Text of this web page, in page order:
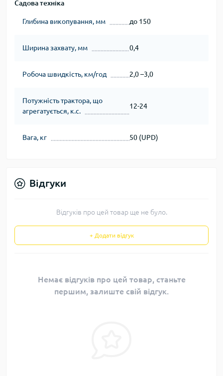
Садова техніка
Глибина викопування, мм до 150
Ширина захвату, мм 0,4
Робоча швидкість, км/год 2,0 –3,0
Потужність трактора, що
агрегатується, к.с.
12-24
Вага, кг 50 (UPD)
Відгуки
Відгуків про цей товар ще не було.
+ Додати відгук
Немає відгуків про цей товар, станьте
першим, залиште свій відгук.